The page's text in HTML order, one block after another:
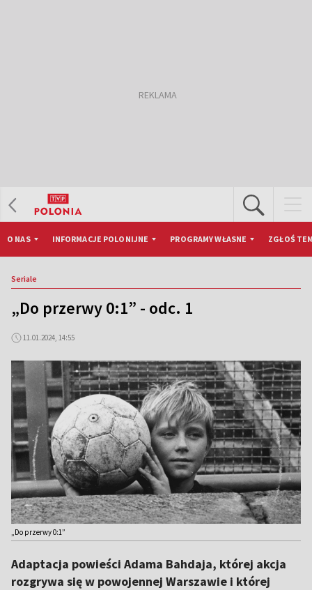
O NAS INFORMACJE POLONIJNE PROGRAMY WŁASNE ZGŁOŚ
Seriale
„Do przerwy 0:1” - odc. 1
11.01.2024, 14:55
„Do przerwy 0:1”
Adaptacja powieści Adama Bahdaja, której akcja
rozgrywa się w powojennej Warszawie i której